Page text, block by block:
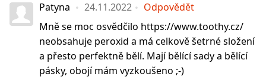
Patyna 24.11.2022
Odpovědět
Mně se moc osvědčilo https://www.toothy.cz/
neobsahuje peroxid a má celkově šetrné složení
a přesto perfektně bělí. Mají bělící sady a bělící
pásky, obojí mám vyzkoušeno ;-)